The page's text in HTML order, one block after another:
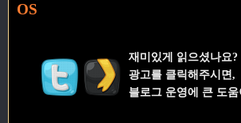
OS
재미있게 읽으셨나요?
광고를 클릭해주시면,
블로그 운영에 큰 도